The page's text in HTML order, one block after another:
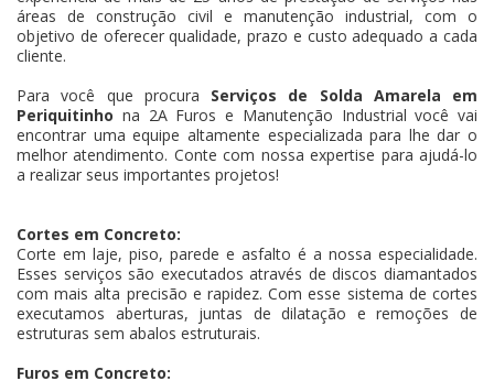
áreas de construção civil e manutenção industrial, com o
objetivo de oferecer qualidade, prazo e custo adequado a cada
cliente.
Para você que procura Serviços de Solda Amarela em
Periquitinho na 2A Furos e Manutenção Industrial você vai
encontrar uma equipe altamente especializada para lhe dar o
melhor atendimento. Conte com nossa expertise para ajudá-lo
a realizar seus importantes projetos!
Cortes em Concreto:
Corte em laje, piso, parede e asfalto é a nossa especialidade.
Esses serviços são executados através de discos diamantados
com mais alta precisão e rapidez. Com esse sistema de cortes
executamos aberturas, juntas de dilatação e remoções de
estruturas sem abalos estruturais.
Furos em Concreto: